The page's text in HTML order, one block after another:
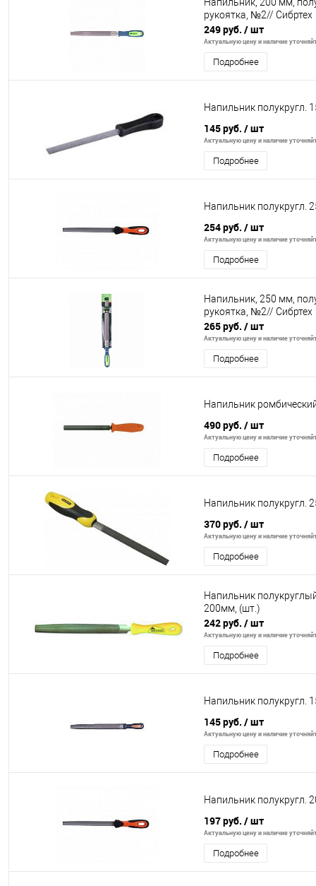
Напильник, 200 мм,
рукоятка, №2// Сибртех
249 руб. / шт
Актуальную цену и наличие
Подробнее
Напильник полукругл.
145 руб. / шт
Актуальную цену и наличие
Подробнее
Напильник полукругл.
254 руб. / шт
Актуальную цену и наличие
Подробнее
Напильник, 250 мм,
рукоятка, №2// Сибртех
265 руб. / шт
Актуальную цену и наличие
Подробнее
Напильник
490 руб. / шт
Актуальную цену и наличие
Подробнее
Напильник полукругл.
370 руб. / шт
Актуальную цену и наличие
Подробнее
Напильник
200мм, (шт.)
242 руб. / шт
Актуальную цену и наличие
Подробнее
Напильник полукругл.
145 руб. / шт
Актуальную цену и наличие
Подробнее
Напильник полукругл.
197 руб. / шт
Актуальную цену и наличие
Подробнее